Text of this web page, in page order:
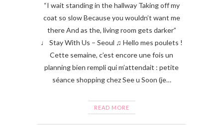
“I wait standing in the hallway Taking off my
coat so slow Because you wouldn’t want me
there And as the, living room gets darker”
♩ Stay With Us – Seoul ♫ Hello mes poulets !
Cette semaine, c’est encore une fois un
planning bien rempli qui m’attendait : petite
séance shopping chez See u Soon (je…
READ MORE